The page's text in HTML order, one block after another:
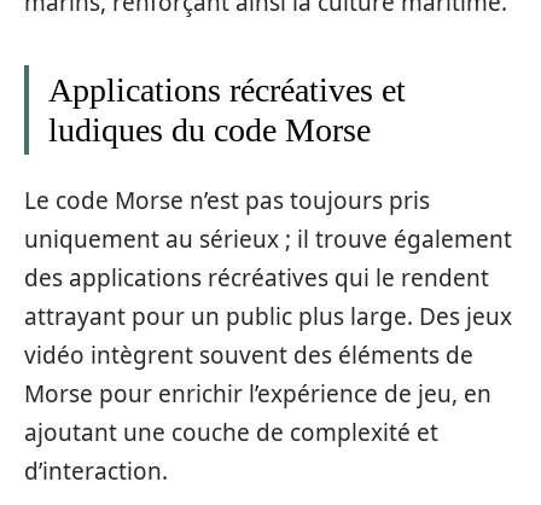
Applications récréatives et
ludiques du code Morse
Le code Morse n’est pas toujours pris
uniquement au sérieux ; il trouve également
des applications récréatives qui le rendent
attrayant pour un public plus large. Des jeux
vidéo intègrent souvent des éléments de
Morse pour enrichir l’expérience de jeu, en
ajoutant une couche de complexité et
d’interaction.